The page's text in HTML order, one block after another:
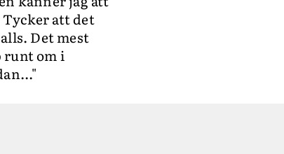
Tycker att det
Det mest
runt om i